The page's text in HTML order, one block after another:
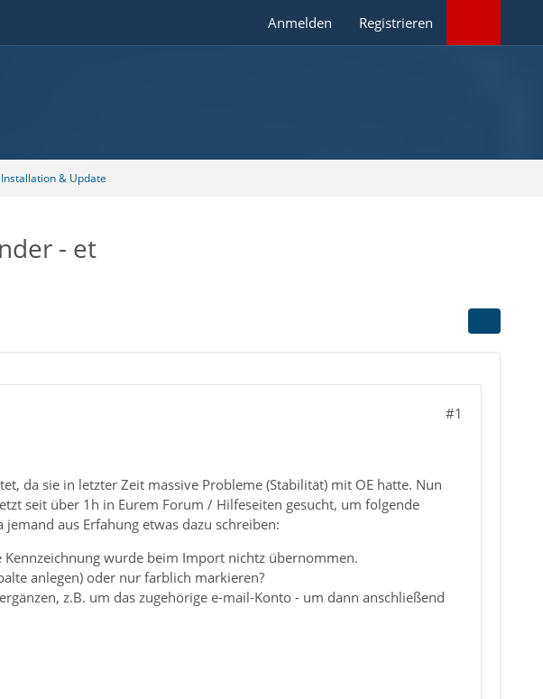
Anmelden Registrieren
& Update
- et
#1
da sie in letzter Zeit massive Probleme (Stabilität) mit OE hatte. Nun
seit über 1h in Eurem Forum / Hilfeseiten gesucht, um folgende
aus Erfahung etwas dazu schreiben:
Kennzeichnung wurde beim Import nichtz übernommen.
anlegen) oder nur farblich markieren?
z.B. um das zugehörige e-mail-Konto - um dann anschließend